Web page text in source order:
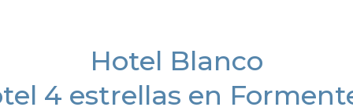
Hotel Blanco
4 estrellas en